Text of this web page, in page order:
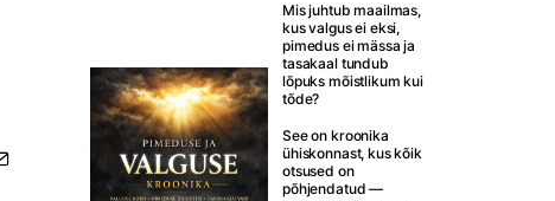
Mis juhtub maailmas,
kus valgus ei eksi,
pimedus ei mässa ja
tasakaal tundub
lõpuks mõistlikum kui
tõde?
See on kroonika
ühiskonnast, kus kõik
otsused on
põhjendatud —